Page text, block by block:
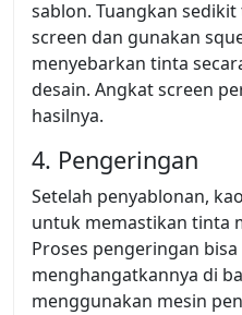
sablon. Tuangkan
screen dan gunakan
menyebarkan tinta
desain. Angkat screen
hasilnya.
4. Pengeringan
Setelah penyablonan,
untuk memastikan tinta
Proses pengeringan
menghangatkannya di
menggunakan mesin